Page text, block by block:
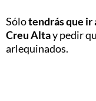
Sólotendrás que ir
Creu Altay pedir
arlequinados.